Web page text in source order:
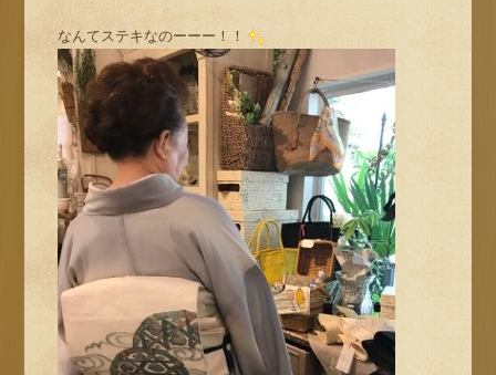
なんてステキなのーーー！！